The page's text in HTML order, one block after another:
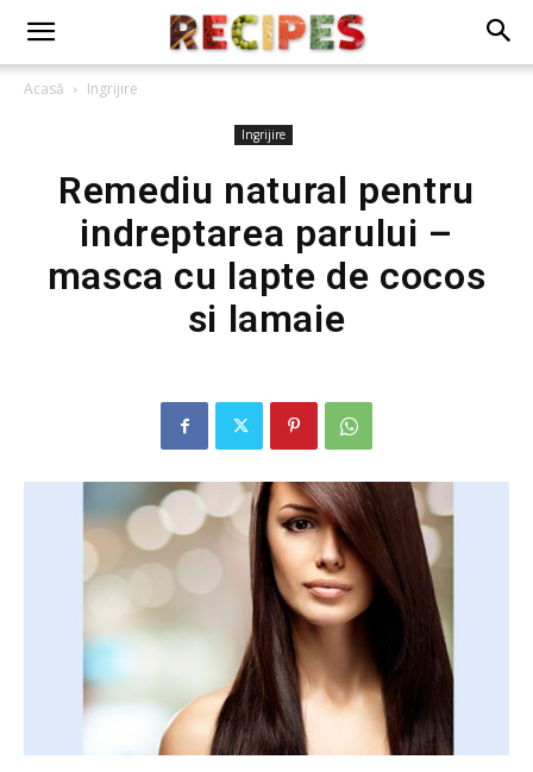
Acasă Ingrijire
Ingrijire
Remediu natural pentru
indreptarea parului –
masca cu lapte de cocos
si lamaie